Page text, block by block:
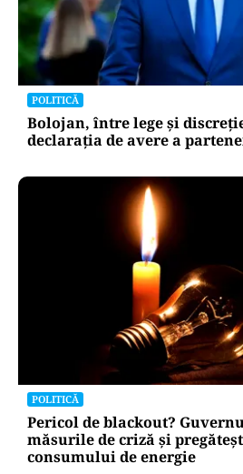
POLITICĂ
Bolojan, între lege și
declarația de avere a
POLITICĂ
Pericol de blackout?
măsurile de criză și
consumului de energie